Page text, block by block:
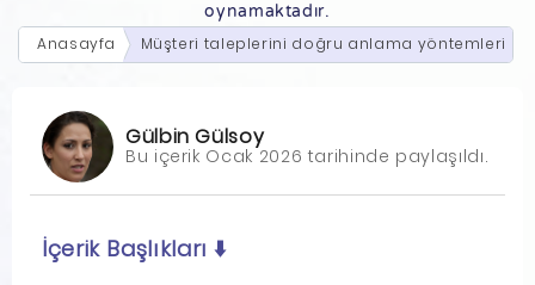
oynamaktadır.
Anasayfa
Müşteri taleplerini doğru anlama yöntemleri
Gülbin Gülsoy
Bu içerik Ocak 2026 tarihinde paylaşıldı.
İçerik Başlıkları ⬇️